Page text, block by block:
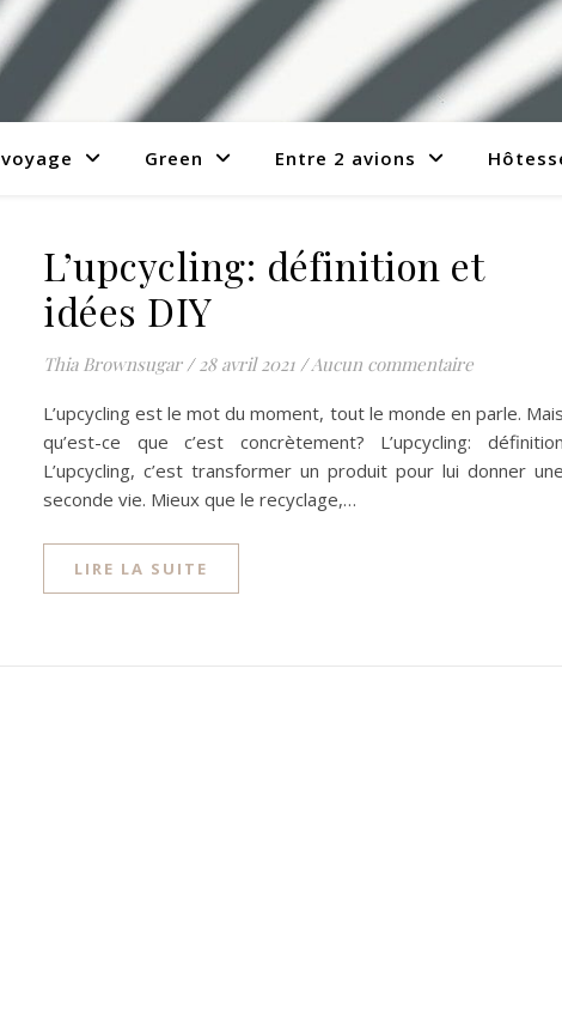
Green Entre 2 avions
L’upcycling: définition et
idées DIY
Thia Brownsugar / 28 avril 2021 /Aucun commentaire
L’upcycling est le mot du moment, tout le monde en parle. Mais
qu’est-ce que c’est concrètement? L’upcycling: définition
L’upcycling, c’est transformer un produit pour lui donner une
seconde vie. Mieux que le recyclage,…
LIRE LA SUITE